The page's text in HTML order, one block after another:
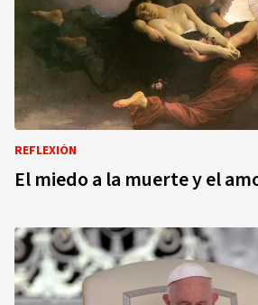
REFLEXIÓN
El miedo a la muerte y el